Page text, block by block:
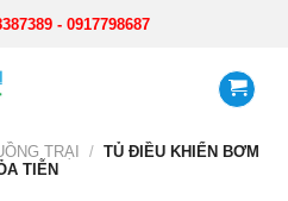
- 0917798687
TRẠI / TỦ ĐIỀU KHIỂN BƠM
TIỄN